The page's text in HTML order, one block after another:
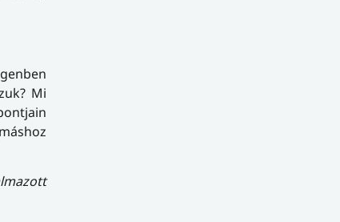
Mi